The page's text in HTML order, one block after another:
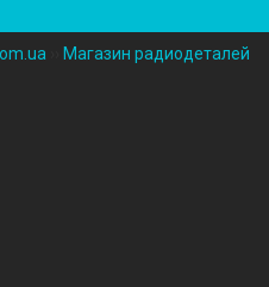
Магазин радиодеталей